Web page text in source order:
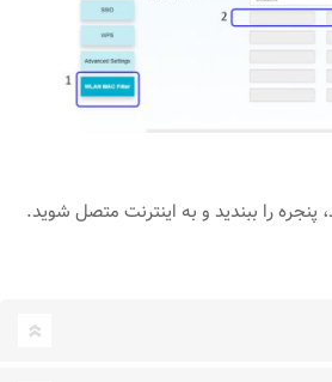
را ببندید و به اینترنت متصل شوید.